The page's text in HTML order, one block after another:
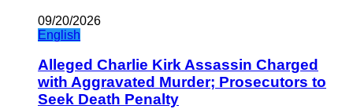
09/20/2026
English
Alleged Charlie Kirk Assassin Charged
with Aggravated Murder; Prosecutors to
Seek Death Penalty